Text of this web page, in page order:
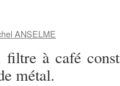
ANSELME
à café
métal.